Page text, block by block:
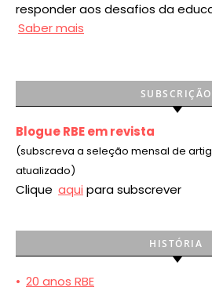
responder aos desafios da
Saber mais
SUBSCRIÇÃO
Blogue RBE em revista
(subscreva a seleção mensal de
atualizado)
Clique aqui para subscrever
HISTÓRIA
• 20 anos RBE